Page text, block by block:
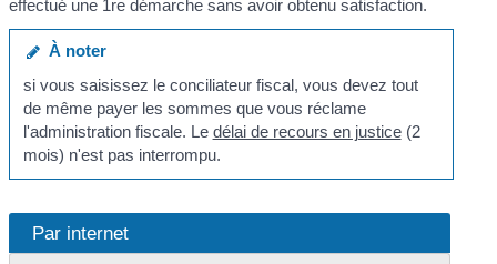
effectué une 1re démarche sans avoir obtenu satisfaction.
À noter
si vous saisissez le conciliateur fiscal, vous devez tout
de même payer les sommes que vous réclame
l'administration fiscale. Le délai de recours en justice(2
mois) n'est pas interrompu.
Par internet